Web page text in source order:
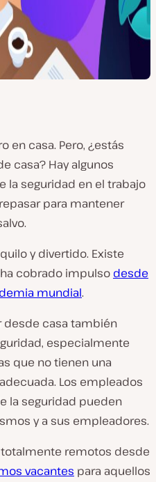
en casa. Pero, ¿estás
casa? Hay algunos
la seguridad en el trabajo
para mantener
y divertido. Existe
cobrado impulso desde
mundial.
desde casa también
especialmente
que no tienen una
adecuada. Los empleados
la seguridad pueden
y a sus empleadores.
remotos desde
vacantes para aquellos